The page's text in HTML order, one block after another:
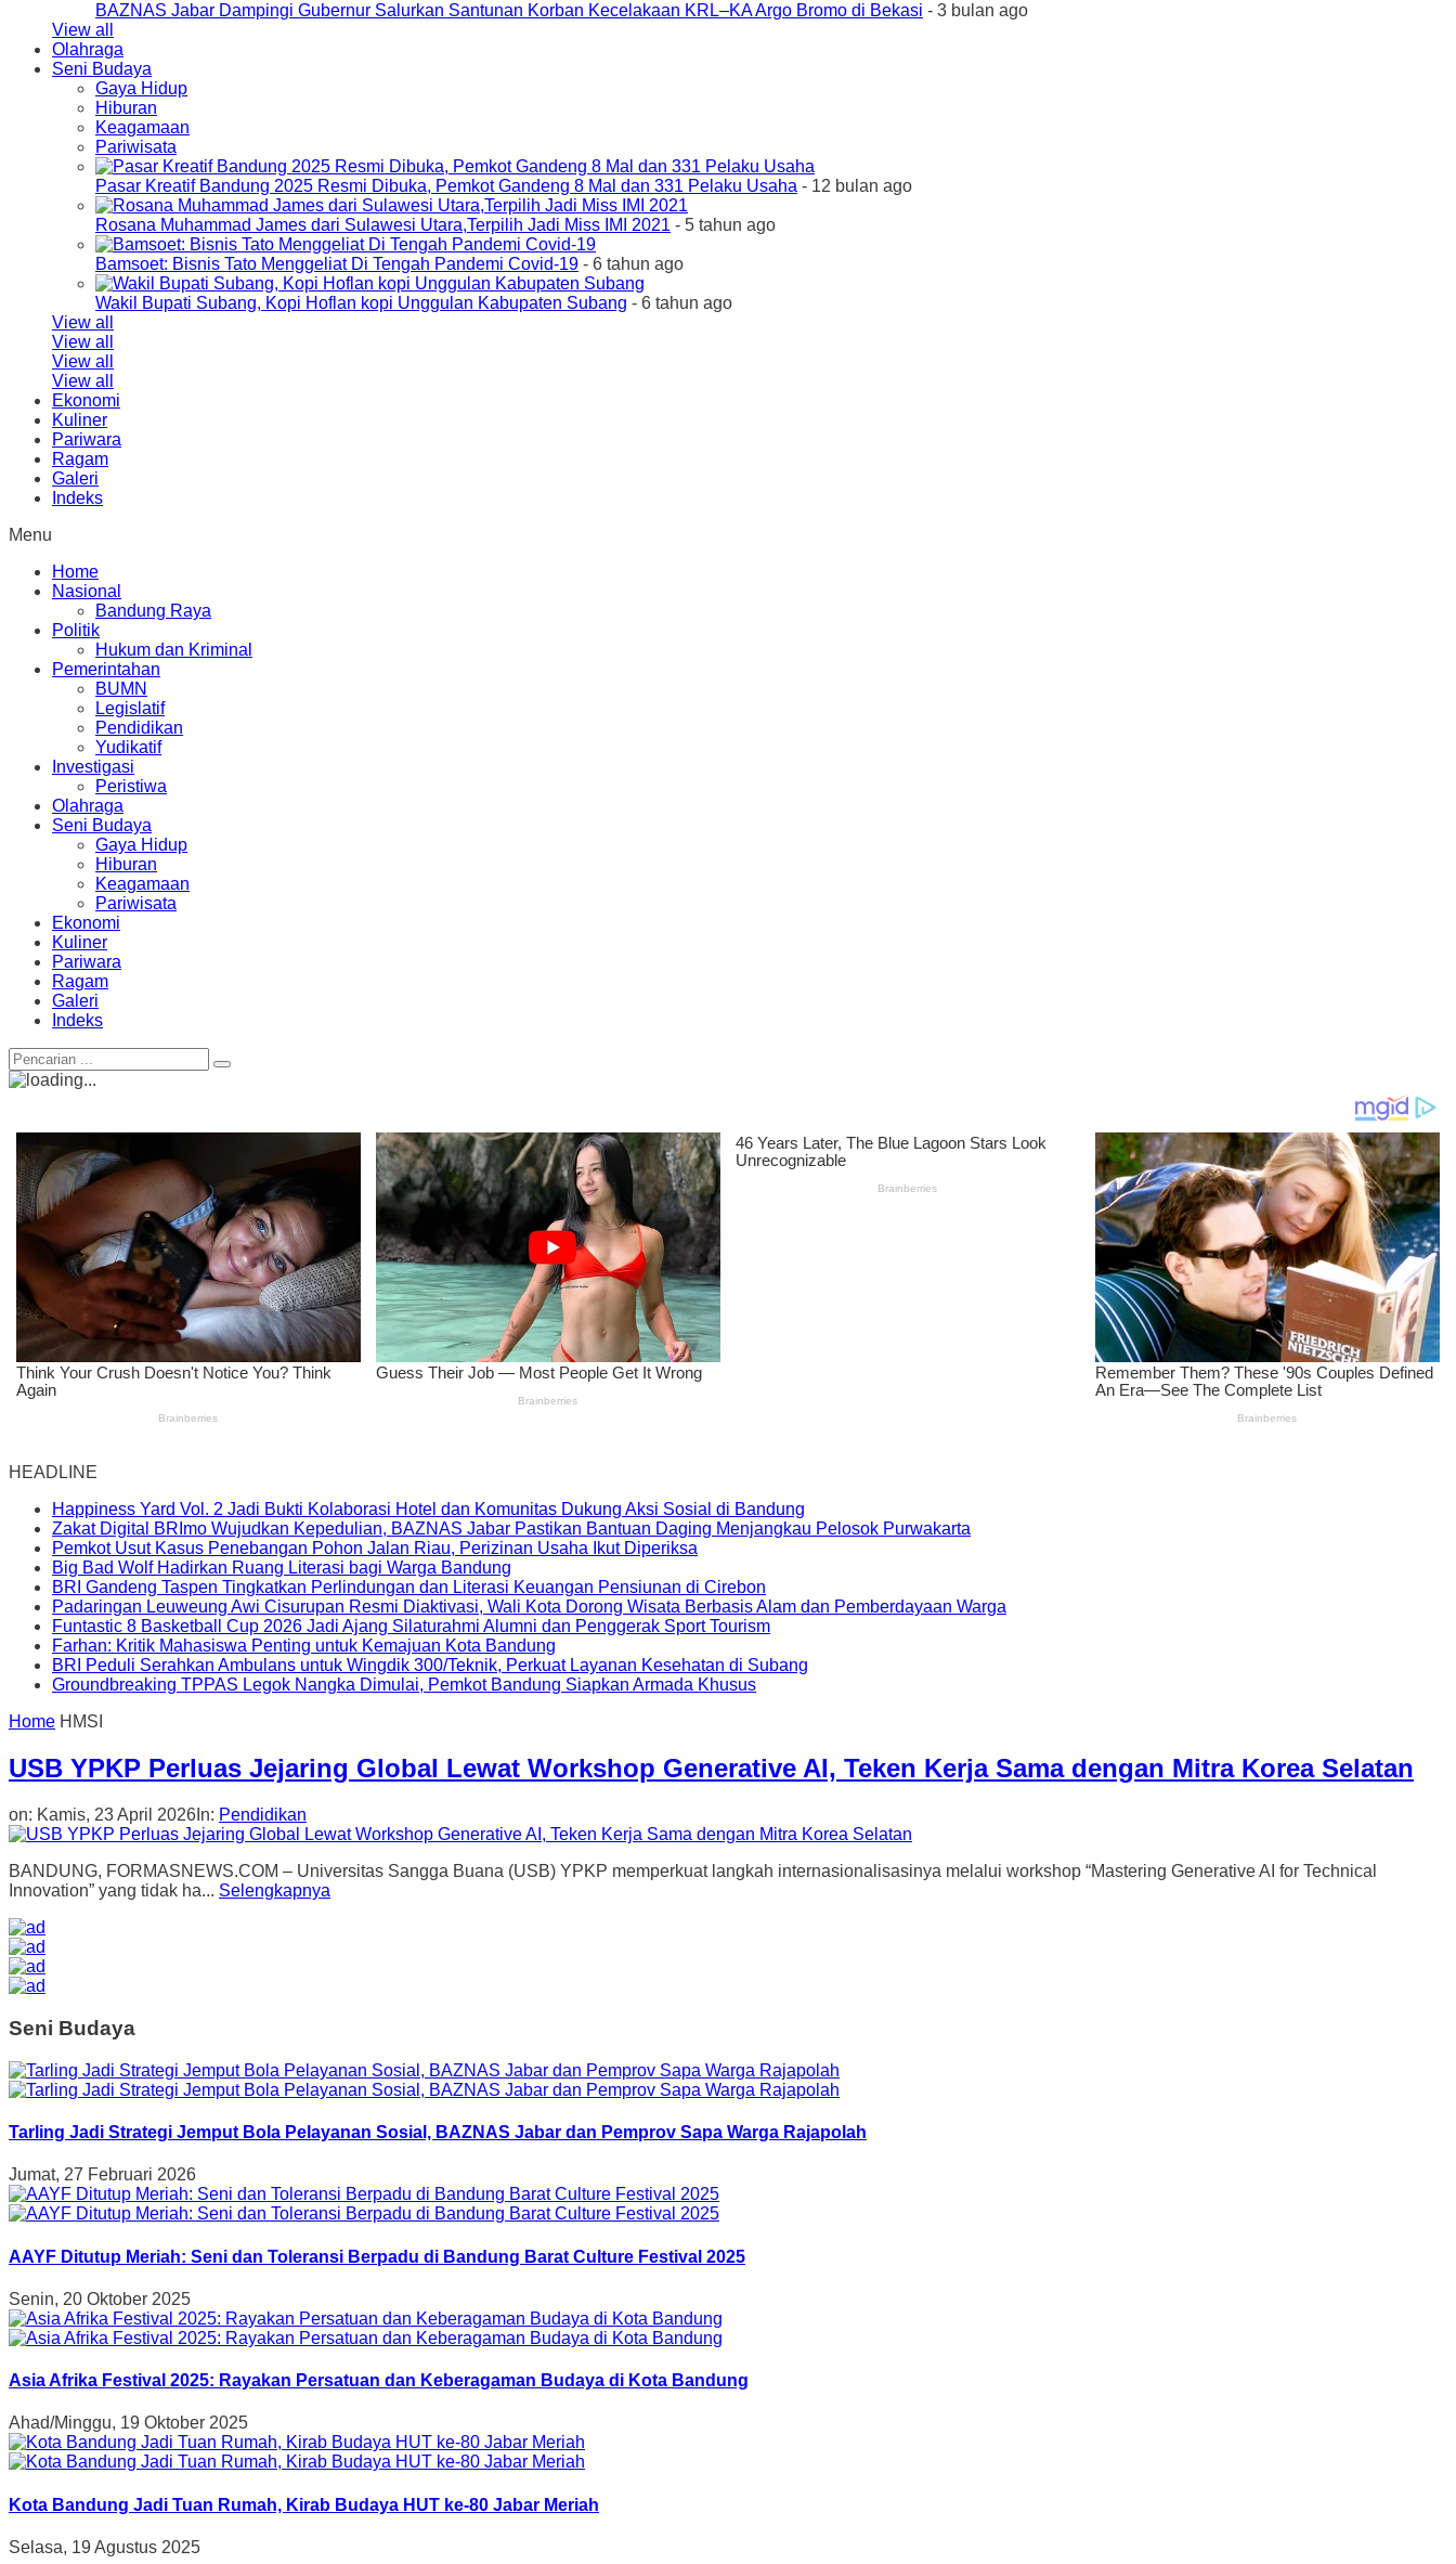
BAZNAS Jabar Dampingi Gubernur Salurkan Santunan Korban Kecelakaan KRL–KA Argo Bromo di Bekasi - 3 bulan ago
View all
Olahraga
Seni Budaya
Gaya Hidup
Hiburan
Keagamaan
Pariwisata
Pasar Kreatif Bandung 2025 Resmi Dibuka, Pemkot Gandeng 8 Mal dan 331 Pelaku Usaha - 12 bulan ago
Rosana Muhammad James dari Sulawesi Utara,Terpilih Jadi Miss IMI 2021 - 5 tahun ago
Bamsoet: Bisnis Tato Menggeliat Di Tengah Pandemi Covid-19 - 6 tahun ago
Wakil Bupati Subang, Kopi Hoflan kopi Unggulan Kabupaten Subang - 6 tahun ago
View all
View all
View all
View all
Ekonomi
Kuliner
Pariwara
Ragam
Galeri
Indeks
Menu
Home
Nasional
Bandung Raya
Politik
Hukum dan Kriminal
Pemerintahan
BUMN
Legislatif
Pendidikan
Yudikatif
Investigasi
Peristiwa
Olahraga
Seni Budaya
Gaya Hidup
Hiburan
Keagamaan
Pariwisata
Ekonomi
Kuliner
Pariwara
Ragam
Galeri
Indeks
HEADLINE
Happiness Yard Vol. 2 Jadi Bukti Kolaborasi Hotel dan Komunitas Dukung Aksi Sosial di Bandung
Zakat Digital BRImo Wujudkan Kepedulian, BAZNAS Jabar Pastikan Bantuan Daging Menjangkau Pelosok Purwakarta
Pemkot Usut Kasus Penebangan Pohon Jalan Riau, Perizinan Usaha Ikut Diperiksa
Big Bad Wolf Hadirkan Ruang Literasi bagi Warga Bandung
BRI Gandeng Taspen Tingkatkan Perlindungan dan Literasi Keuangan Pensiunan di Cirebon
Padaringan Leuweung Awi Cisurupan Resmi Diaktivasi, Wali Kota Dorong Wisata Berbasis Alam dan Pemberdayaan Warga
Funtastic 8 Basketball Cup 2026 Jadi Ajang Silaturahmi Alumni dan Penggerak Sport Tourism
Farhan: Kritik Mahasiswa Penting untuk Kemajuan Kota Bandung
BRI Peduli Serahkan Ambulans untuk Wingdik 300/Teknik, Perkuat Layanan Kesehatan di Subang
Groundbreaking TPPAS Legok Nangka Dimulai, Pemkot Bandung Siapkan Armada Khusus
Home HMSI
USB YPKP Perluas Jejaring Global Lewat Workshop Generative AI, Teken Kerja Sama dengan Mitra Korea Selatan
on: Kamis, 23 April 2026 In: Pendidikan
BANDUNG, FORMASNEWS.COM – Universitas Sangga Buana (USB) YPKP memperkuat langkah internasionalisasinya melalui workshop “Mastering Generative AI for Technical
Innovation” yang tidak ha... Selengkapnya
Seni Budaya
Tarling Jadi Strategi Jemput Bola Pelayanan Sosial, BAZNAS Jabar dan Pemprov Sapa Warga Rajapolah
Jumat, 27 Februari 2026
AAYF Ditutup Meriah: Seni dan Toleransi Berpadu di Bandung Barat Culture Festival 2025
Senin, 20 Oktober 2025
Asia Afrika Festival 2025: Rayakan Persatuan dan Keberagaman Budaya di Kota Bandung
Ahad/Minggu, 19 Oktober 2025
Kota Bandung Jadi Tuan Rumah, Kirab Budaya HUT ke-80 Jabar Meriah
Selasa, 19 Agustus 2025